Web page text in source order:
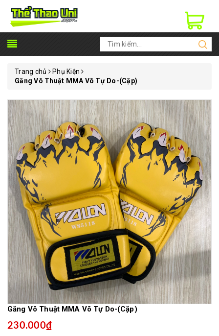
Trang chủ
Phụ Kiện
Găng Võ Thuật MMA Võ Tự Do-(Cặp)
Găng Võ Thuật MMA Võ Tự Do-(Cặp)
230.000₫